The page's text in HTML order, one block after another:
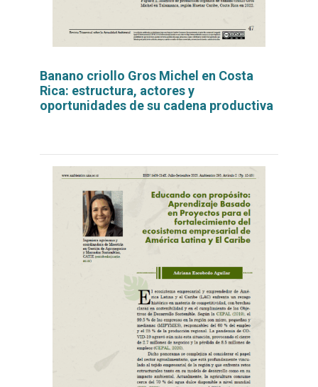
Banano criollo Gros Michel en Costa
Rica: estructura, actores y
oportunidades de su cadena productiva